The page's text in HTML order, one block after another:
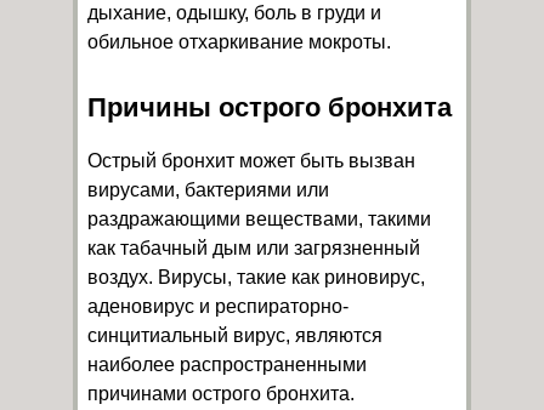
дыхание, одышку, боль в груди и
обильное отхаркивание мокроты.
Причины острого бронхита
Острый бронхит может быть вызван
вирусами, бактериями или
раздражающими веществами, такими
как табачный дым или загрязненный
воздух. Вирусы, такие как риновирус,
аденовирус и респираторно-
синцитиальный вирус, являются
наиболее распространенными
причинами острого бронхита.